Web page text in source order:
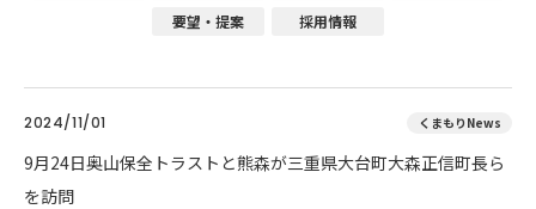
要望・提案
採用情報
2024/11/01 くまもりNews
9月24日奥山保全トラストと熊森が三重県大台町大森正信町長ら
を訪問